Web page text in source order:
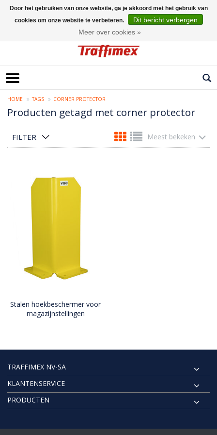
HOME TAGS CORNER PROTECTOR
Producten getagd met corner protector
FILTER Meest bekeken
Stalen hoekbeschermer voor
magazijnstellingen
TRAFFIMEX NV-SA
KLANTENSERVICE
PRODUCTEN
Door het gebruiken van onze website, ga je akkoord met het gebruik van
cookies om onze website te verbeteren.
Dit bericht verbergen
Meer over cookies »